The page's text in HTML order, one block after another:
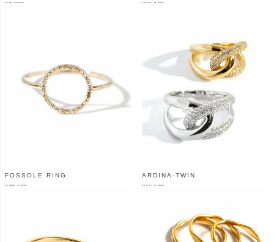
¥8,800 ¥ 15,180
FOSSOLE RING
¥38,500
ARDINA-TWIN
¥ 16,500